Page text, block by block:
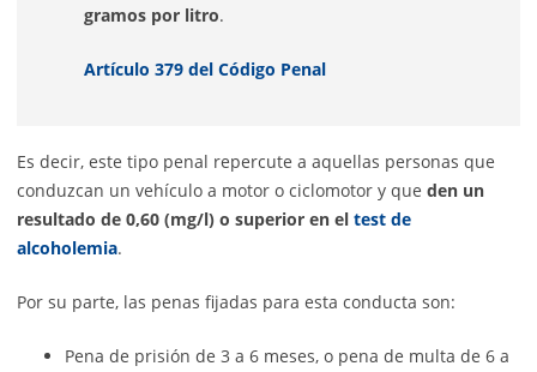
gramos por litro.
Artículo 379 del Código Penal
Es decir, este tipo penal repercute a aquellas personas que
conduzcan un vehículo a motor o ciclomotor y que den un
resultado de 0,60 (mg/l) o superior en el test de
alcoholemia.
Por su parte, las penas fijadas para esta conducta son:
Pena de prisión de 3 a 6 meses, o pena de multa de 6 a